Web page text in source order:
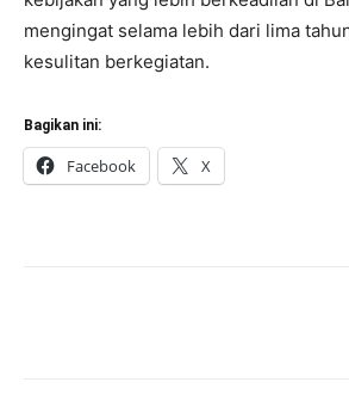
mengingat selama lebih dari lima
kesulitan berkegiatan.
Bagikan ini:
Facebook X